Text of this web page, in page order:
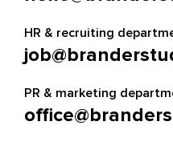
HR & recruiting
PR & marketing